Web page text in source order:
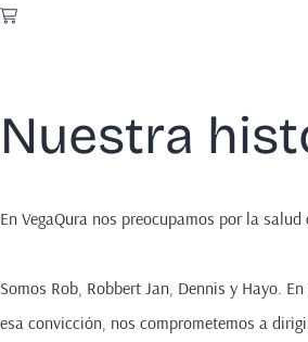
Nuestra
En VegaQura nos preocupamos por la
Somos Rob, Robbert Jan, Dennis y Hayo.
esa convicción, nos comprometemos a